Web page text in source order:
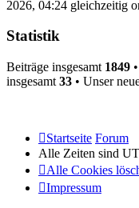
2026, 04:24 gleichzeitig
Statistik
Beiträge insgesamt 1849
insgesamt 33 • Unser
Startseite Forum
Alle Zeiten sind
Alle Cookies
Impressum